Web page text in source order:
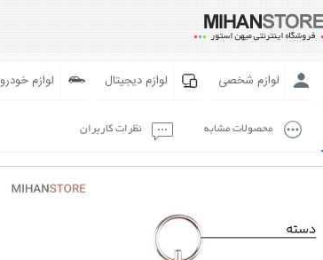
لوازم شخصی لوازم دیجیتال لوازم خودرو
محصولات مشابه نظرات کاربران